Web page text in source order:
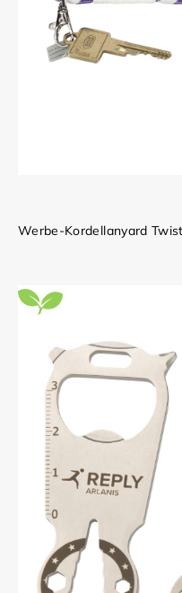
Werbe-Kordellanyard